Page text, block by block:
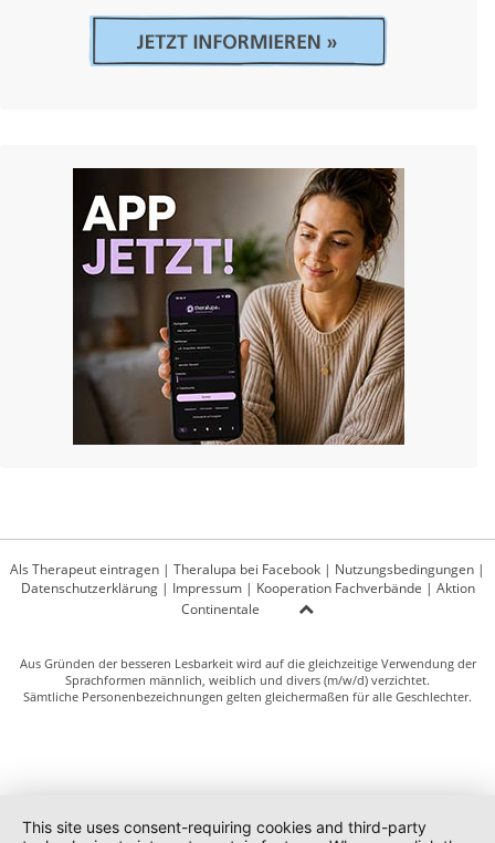
Als Therapeut eintragen | Theralupa bei Facebook | Nutzungsbedingungen |
Datenschutzerklärung| Impressum| Kooperation Fachverbände | Aktion
Continentale
Aus Gründen der besseren Lesbarkeit wird auf die gleichzeitige Verwendung der
Sprachformen männlich, weiblich und divers (m/w/d) verzichtet.
Sämtliche Personenbezeichnungen gelten gleichermaßen für alle Geschlechter.
This site uses consent-requiring cookies and third-party